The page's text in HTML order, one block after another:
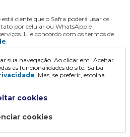
ciente que o Safra poderá usar os
por celular ou WhatsApp e
Li e concordo com os termos de
.
sua navegação. Ao clicar em "Aceitar
as funcionalidades do site. Saiba
. Mas, se preferir, escolha
cookies
cookies